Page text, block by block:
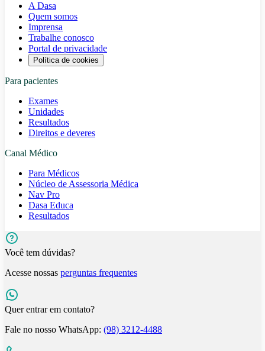
A Dasa
Quem somos
Imprensa
Trabalhe conosco
Portal de privacidade
Política de cookies
Para pacientes
Exames
Unidades
Resultados
Direitos e deveres
Canal Médico
Para Médicos
Núcleo de Assessoria Médica
Nav Pro
Dasa Educa
Resultados
Você tem dúvidas?
Acesse nossas perguntas frequentes
Quer entrar em contato?
Fale no nosso WhatsApp: (98) 3212-4488